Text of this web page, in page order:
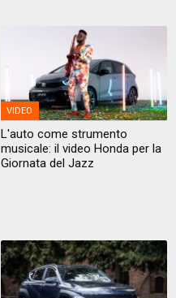
VIDEO
L'auto come strumento
musicale: il video Honda per la
Giornata del Jazz